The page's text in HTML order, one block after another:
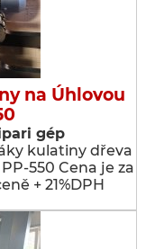
na Úhlovou
gép
kulatiny dřeva
550 Cena je za
+ 21%DPH